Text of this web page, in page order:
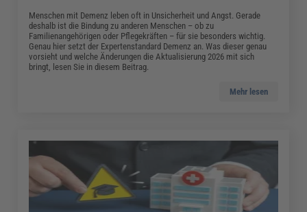
Menschen mit Demenz leben oft in Unsicherheit und Angst. Gerade
deshalb ist die Bindung zu anderen Menschen – ob zu
Familienangehörigen oder Pflegekräften – für sie besonders wichtig.
Genau hier setzt der Expertenstandard Demenz an. Was dieser genau
vorsieht und welche Änderungen die Aktualisierung 2026 mit sich
bringt, lesen Sie in diesem Beitrag.
Mehr lesen